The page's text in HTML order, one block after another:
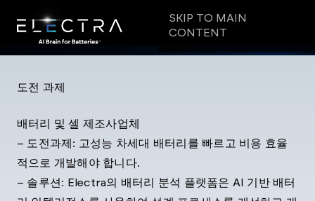
SKIP TO MAIN
CONTENT
도전 과제
배터리 및 셀 제조사업체
– 도전과제: 고성능 차세대 배터리를 빠르고 비용 효율
적으로 개발해야 합니다.
– 솔루션: Electra의 배터리 분석 플랫폼은 AI 기반 배터